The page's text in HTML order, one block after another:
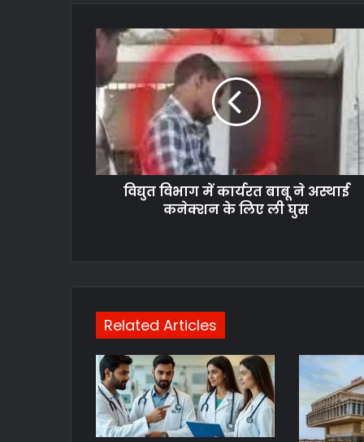
विद्युत विभाग में कार्यरत बाबू ने अस्थाई
कनेक्शन के लिए ली घुस
Related Articles